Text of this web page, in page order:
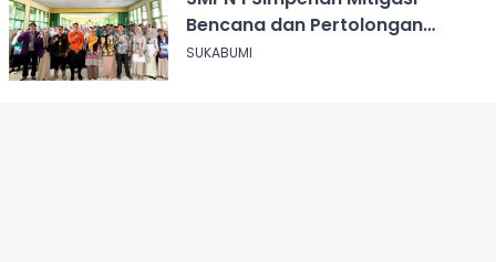
Bencana dan Pertolongan
Psikologis
SUKABUMI